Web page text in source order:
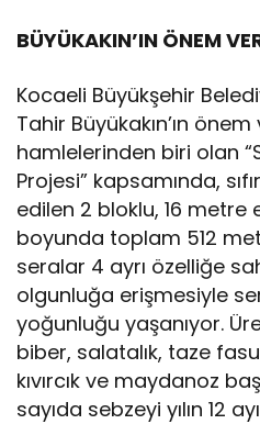
BÜYÜKAKIN’IN ÖNEM
Kocaeli Büyükşehir
Tahir Büyükakın’ın
hamlelerinden biri olan
Projesi” kapsamında,
edilen 2 bloklu, 16 metre
boyunda toplam 512
seralar 4 ayrı özelliğe
olgunluğa erişmesiyle
yoğunluğu yaşanıyor.
biber, salatalık, taze
kıvırcık ve maydanoz
sayıda sebzeyi yılın 12